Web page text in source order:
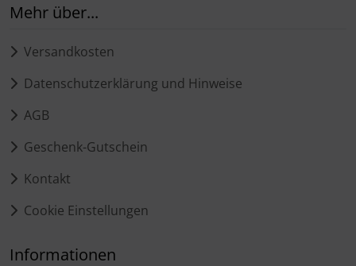
Mehr über...
Versandkosten
Datenschutzerklärung und Hinweise
AGB
Geschenk-Gutschein
Kontakt
Cookie Einstellungen
Informationen